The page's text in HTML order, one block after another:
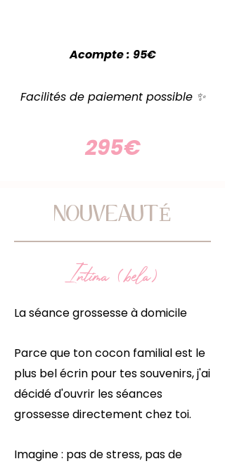
Acompte : 95€
Facilités de paiement possible ✨
295€
NOUVEAUTÉ
Intima (bela)
La séance grossesse à domicile
Parce que ton cocon familial est le
plus bel écrin pour tes souvenirs, j'ai
décidé d'ouvrir les séances
grossesse directement chez toi.
Imagine : pas de stress, pas de